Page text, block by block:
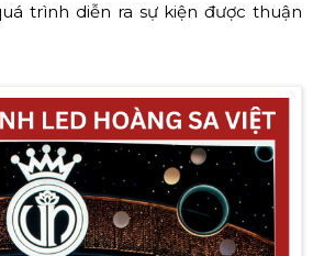
trình diễn ra sự kiện được thuận